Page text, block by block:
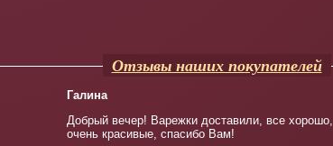
Отзывы наших покупателей
Галина
Добрый вечер! Варежки доставили, все хорошо,
очень красивые, спасибо Вам!